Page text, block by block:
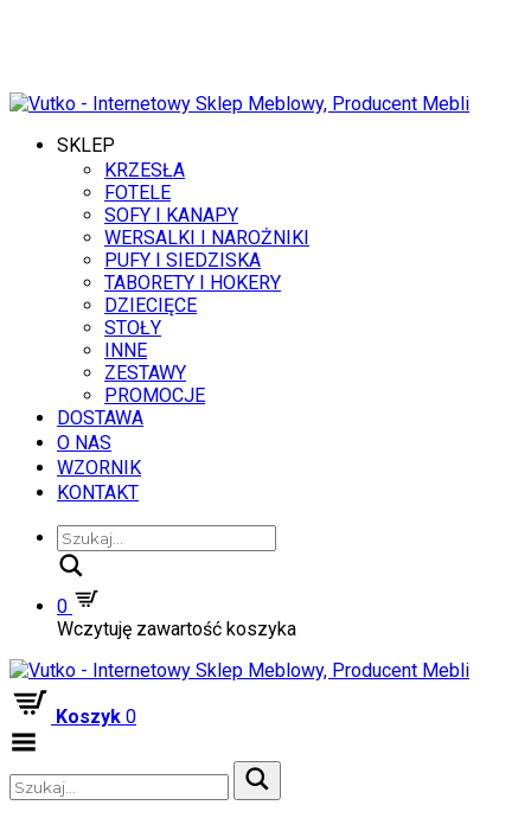
SKLEP
KRZESŁA
FOTELE
SOFY I KANAPY
WERSALKI I NAROŻNIKI
PUFY I SIEDZISKA
TABORETY I HOKERY
DZIECIĘCE
STOŁY
INNE
ZESTAWY
PROMOCJE
DOSTAWA
O NAS
WZORNIK
KONTAKT
0
Wczytuję zawartość koszyka
Koszyk 0